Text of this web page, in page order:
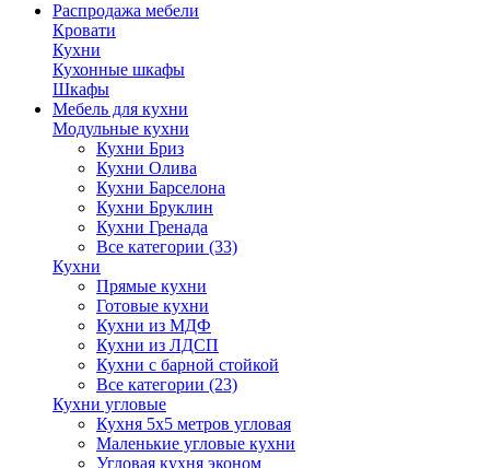
Распродажа мебели
Кровати
Кухни
Кухонные шкафы
Шкафы
Мебель для кухни
Модульные кухни
Кухни Бриз
Кухни Олива
Кухни Барселона
Кухни Бруклин
Кухни Гренада
Все категории (33)
Кухни
Прямые кухни
Готовые кухни
Кухни из МДФ
Кухни из ЛДСП
Кухни с барной стойкой
Все категории (23)
Кухни угловые
Кухня 5х5 метров угловая
Маленькие угловые кухни
Угловая кухня эконом